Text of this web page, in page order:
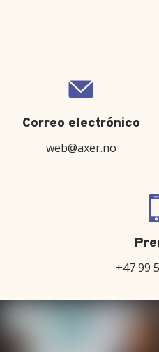
Correo electrónico
web@axer.no
+47 99